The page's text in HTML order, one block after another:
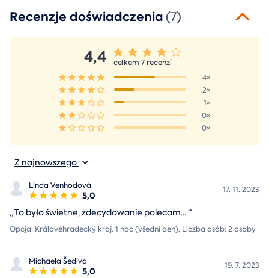
Recenzje doświadczenia(7)
4,4
celkem 7 recenzí
4×
2×
1×
0×
0×
Z najnowszego
Linda Venhodová
5,0 17. 11. 2023
„To było świetne, zdecydowanie polecam...“
Opcja: Královéhradecký kraj, 1 noc (všední den), Liczba osób: 2 osoby
Michaela Šedivá
5,0 19. 7. 2023